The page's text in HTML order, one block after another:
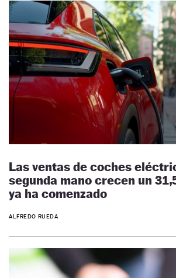
Las ventas de coches
segunda mano crecen un
ya ha comenzado
ALFREDO RUEDA